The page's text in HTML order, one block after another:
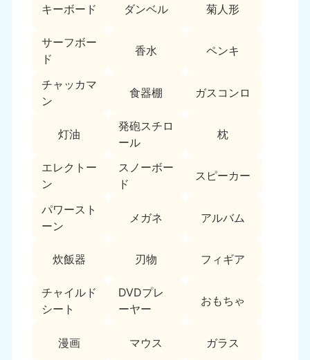
キーボード ダンベル 菊人形
サーフボー
ド
香水 ペンキ
チャッカマ
ン
食器棚 ガスコンロ
灯油
発砲スチロ
ール
枕
エレクトー
ン
スノーボー
ド
スピーカー
パワースト
ーン
メガネ アルバム
炊飯器 刃物 フィギア
チャイルド
シート
DVDプレ
ーヤー
おもちゃ
漫画 マウス ガラス
050-1881-5262 050-1881-5257
9:00〜19:00 年中無休
大阪府
9:00〜19:00 年中無休
兵庫県
9:00〜19:00 年中無休
奈良県
050-1881-5249
9:00〜19:00 年中無休
050-1881-5254
滋賀県
9:00〜19:00 年中無休
京都府
9:00〜19:00 年中無休
050-1881-5248